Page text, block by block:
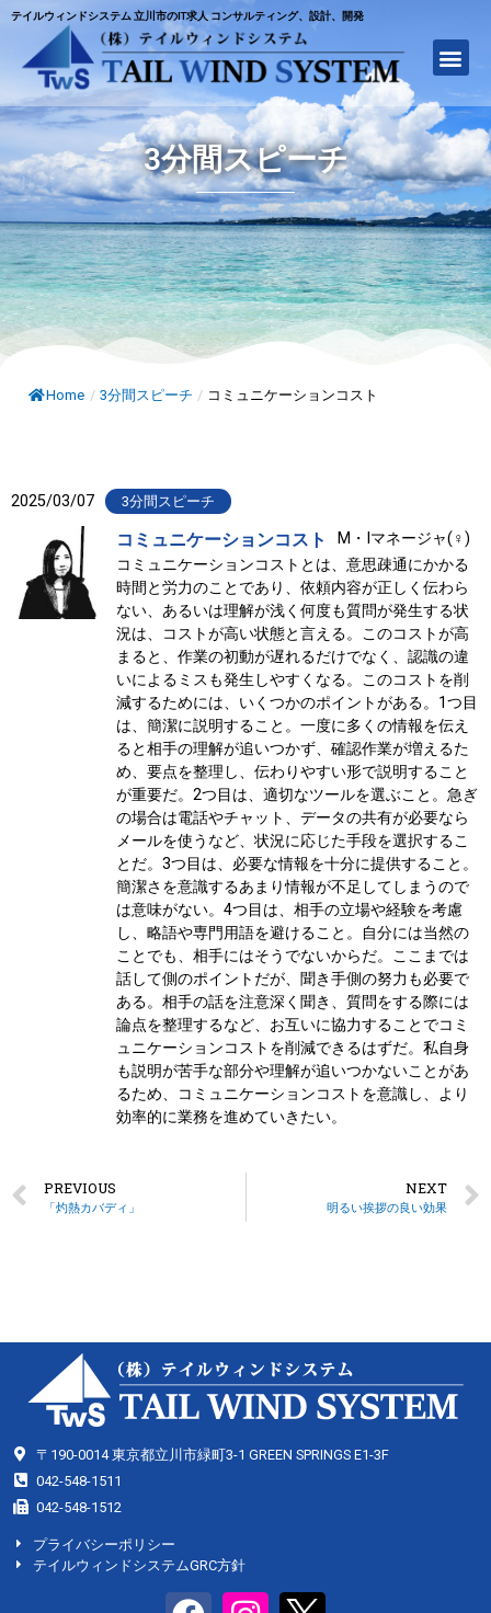
テイルウィンドシステム 立川市のIT求人 コンサルティング、設計、開発
3分間スピーチ
Home / 3分間スピーチ / コミュニケーションコスト
2025/03/07 3分間スピーチ
コミュニケーションコスト
M・Iマネージャ(♀)
コミュニケーションコストとは、意思疎通にかかる
時間と労力のことであり、依頼内容が正しく伝わら
ない、あるいは理解が浅く何度も質問が発生する状
況は、コストが高い状態と言える。このコストが高
まると、作業の初動が遅れるだけでなく、認識の違
いによるミスも発生しやすくなる。このコストを削
減するためには、いくつかのポイントがある。1つ目
は、簡潔に説明すること。一度に多くの情報を伝え
ると相手の理解が追いつかず、確認作業が増えるた
め、要点を整理し、伝わりやすい形で説明すること
が重要だ。2つ目は、適切なツールを選ぶこと。急ぎ
の場合は電話やチャット、データの共有が必要なら
メールを使うなど、状況に応じた手段を選択するこ
とだ。3つ目は、必要な情報を十分に提供すること。
簡潔さを意識するあまり情報が不足してしまうので
は意味がない。4つ目は、相手の立場や経験を考慮
し、略語や専門用語を避けること。自分には当然の
ことでも、相手にはそうでないからだ。ここまでは
話して側のポイントだが、聞き手側の努力も必要で
ある。相手の話を注意深く聞き、質問をする際には
論点を整理するなど、お互いに協力することでコミ
ュニケーションコストを削減できるはずだ。私自身
も説明が苦手な部分や理解が追いつかないことがあ
るため、コミュニケーションコストを意識し、より
効率的に業務を進めていきたい。
PREVIOUS
「灼熱カバディ」
NEXT
明るい挨拶の良い効果
〒190-0014 東京都立川市緑町3-1 GREEN SPRINGS E1-3F
042-548-1511
042-548-1512
プライバシーポリシー
テイルウィンドシステムGRC方針